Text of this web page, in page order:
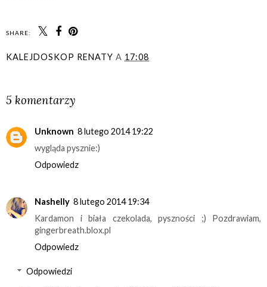
SHARE:
KALEJDOSKOP RENATY A 17:08
5 komentarzy
Unknown 8 lutego 2014 19:22
wygląda pysznie:)
Odpowiedz
Nashelly 8 lutego 2014 19:34
Kardamon i biała czekolada, pyszności ;) Pozdrawiam,
gingerbreath.blox.pl
Odpowiedz
Odpowiedzi